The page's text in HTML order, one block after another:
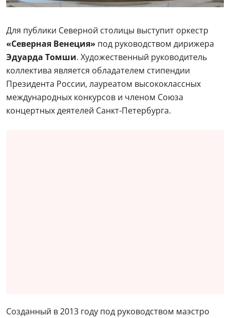
Для публики Северной столицы выступит оркестр
«Северная Венеция» под руководством дирижера
Эдуарда Томши. Художественный руководитель
коллектива является обладателем стипендии
Президента России, лауреатом высококлассных
международных конкурсов и членом Союза
концертных деятелей Санкт-Петербурга.
Созданный в 2013 году под руководством маэстро